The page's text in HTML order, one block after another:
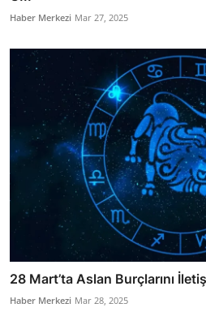
Haber Merkezi Mar 27, 2025
28 Mart’ta Aslan Burçlarını
Haber Merkezi Mar 28, 2025